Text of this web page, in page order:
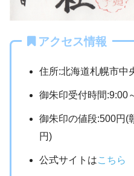
アクセス情報
住所:北海道札幌市中
御朱印受付時間:9:00
御朱印の値段:500円(
円)
公式サイトはこちら